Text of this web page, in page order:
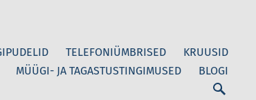
TELEFONIÜMBRISED
KRUUSID
MÜÜGI- JA TAGASTUSTINGIMUSED BLOGI